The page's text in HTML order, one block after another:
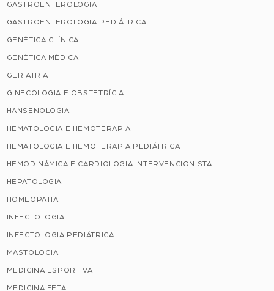
GASTROENTEROLOGIA
GASTROENTEROLOGIA PEDIÁTRICA
GENÉTICA CLÍNICA
GENÉTICA MÉDICA
GERIATRIA
GINECOLOGIA E OBSTETRÍCIA
HANSENOLOGIA
HEMATOLOGIA E HEMOTERAPIA
HEMATOLOGIA E HEMOTERAPIA PEDIÁTRICA
HEMODINÂMICA E CARDIOLOGIA INTERVENCIONISTA
HEPATOLOGIA
HOMEOPATIA
INFECTOLOGIA
INFECTOLOGIA PEDIÁTRICA
MASTOLOGIA
MEDICINA ESPORTIVA
MEDICINA FETAL